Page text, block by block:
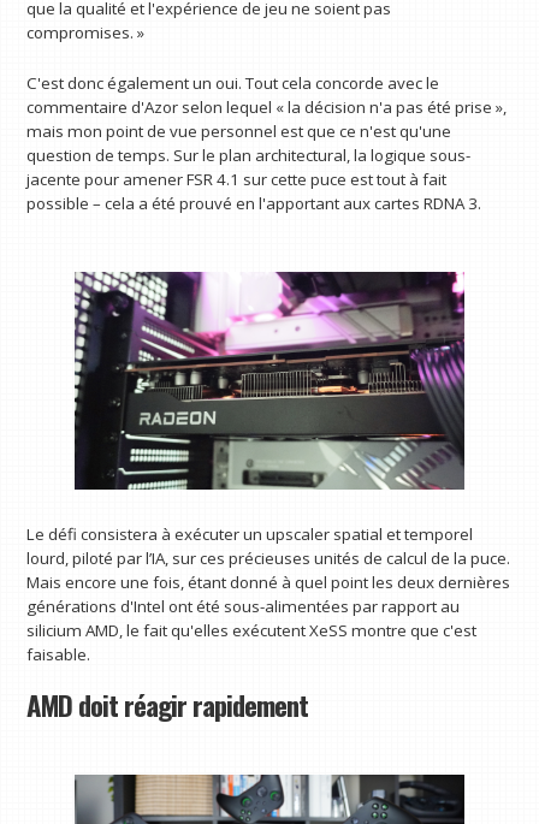
que la qualité et l'expérience de jeu ne soient pas
compromises. »
C'est donc également un oui. Tout cela concorde avec le
commentaire d'Azor selon lequel « la décision n'a pas été prise »,
mais mon point de vue personnel est que ce n'est qu'une
question de temps. Sur le plan architectural, la logique sous-
jacente pour amener FSR 4.1 sur cette puce est tout à fait
possible – cela a été prouvé en l'apportant aux cartes RDNA 3.
Le défi consistera à exécuter un upscaler spatial et temporel
lourd, piloté par l’IA, sur ces précieuses unités de calcul de la puce.
Mais encore une fois, étant donné à quel point les deux dernières
générations d'Intel ont été sous-alimentées par rapport au
silicium AMD, le fait qu'elles exécutent XeSS montre que c'est
faisable.
AMD doit réagir rapidement